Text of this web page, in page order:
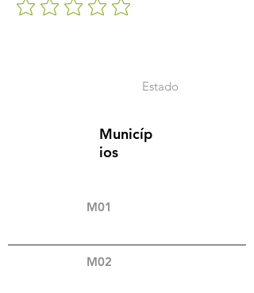
Estado
Municíp
ios
M01
M02